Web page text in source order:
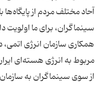
آحاد مختلف مردم از پایگاه‌ها
سینماگران، برای ما
همكاری سازمان انرژی اتمی،
مربوط به انرژی هسته‌ای
از سوی سینماگران به